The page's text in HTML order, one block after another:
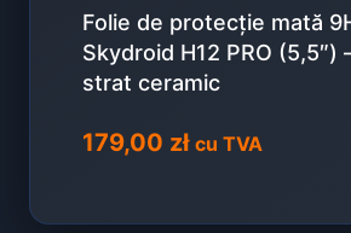
Folie de protecție mată
Skydroid H12 PRO (5,5″)
strat ceramic
179,00 zł cu TVA